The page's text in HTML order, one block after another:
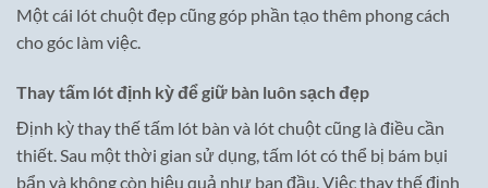
Một cái lót chuột đẹp cũng góp phần tạo thêm phong cách
cho góc làm việc.
Thay tấm lót định kỳ để giữ bàn luôn sạch đẹp
Định kỳ thay thế tấm lót bàn và lót chuột cũng là điều cần
thiết. Sau một thời gian sử dụng, tấm lót có thể bị bám bụi
bẩn và không còn hiệu quả như ban đầu. Việc thay thế định